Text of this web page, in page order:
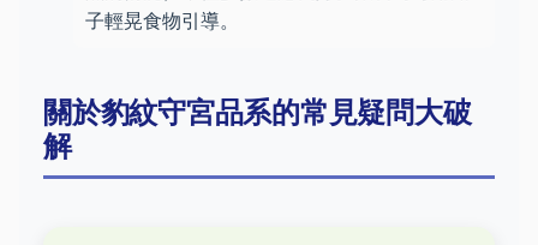
子輕晃食物引導。
關於豹紋守宮品系的常見疑問大破
解